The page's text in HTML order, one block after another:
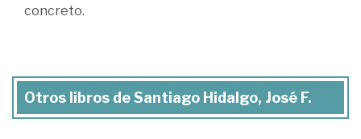
concreto.
Otros libros de Santiago Hidalgo, José F.